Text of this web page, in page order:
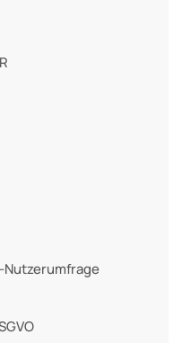
Nutzerumfrage